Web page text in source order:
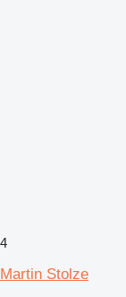
4
Martin Stolze